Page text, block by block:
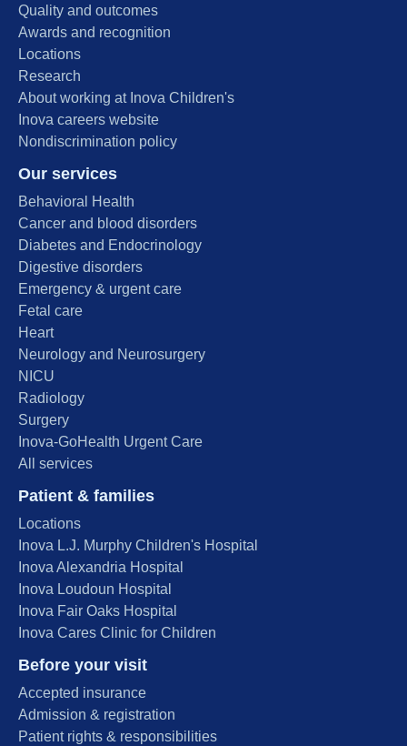
Quality and outcomes
Awards and recognition
Locations
Research
About working at Inova Children's
Inova careers website
Nondiscrimination policy
Our services
Behavioral Health
Cancer and blood disorders
Diabetes and Endocrinology
Digestive disorders
Emergency & urgent care
Fetal care
Heart
Neurology and Neurosurgery
NICU
Radiology
Surgery
Inova-GoHealth Urgent Care
All services
Patient & families
Locations
Inova L.J. Murphy Children's Hospital
Inova Alexandria Hospital
Inova Loudoun Hospital
Inova Fair Oaks Hospital
Inova Cares Clinic for Children
Before your visit
Accepted insurance
Admission & registration
Patient rights & responsibilities